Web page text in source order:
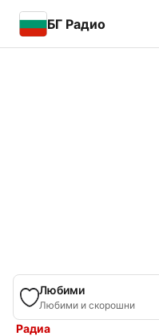
БГ Радио
Любими
Любими и скорошни
Радиа